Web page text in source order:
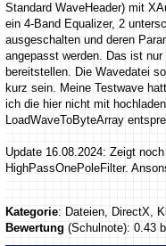
Standard WaveHeader) mit
ein 4-Band Equalizer, 2
ausgeschalten und deren
angepasst werden. Das ist
bereitstellen. Die Wavedatei
kurz sein. Meine Testwave
ich die hier nicht mit
LoadWaveToByteArray
Update 16.08.2024: Zeigt
HighPassOnePoleFilter.
Kategorie: Dateien, DirectX,
Bewertung (Schulnote): 0.43